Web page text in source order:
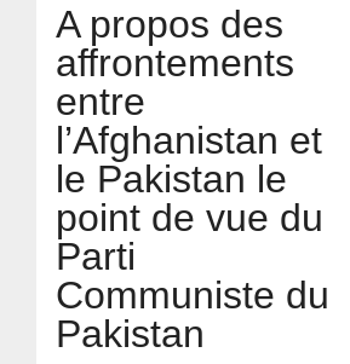
A propos des
affrontements
entre
l’Afghanistan et
le Pakistan le
point de vue du
Parti
Communiste du
Pakistan